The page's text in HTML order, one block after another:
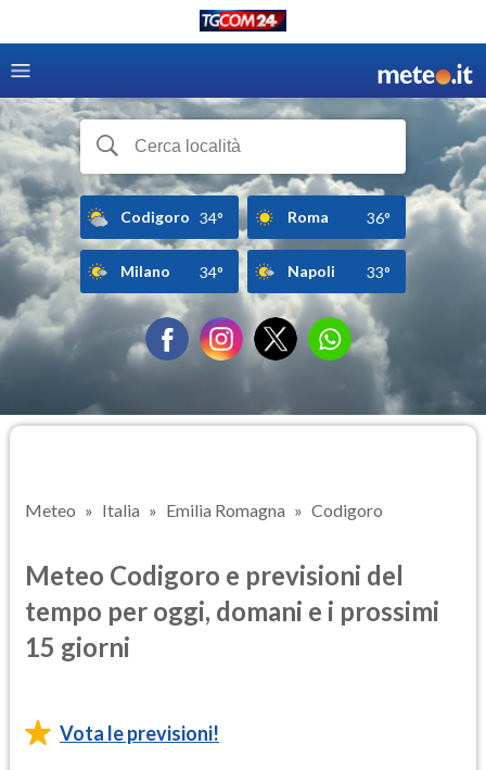
Codigoro 34° Roma 36°
Milano 34° Napoli 33°
Meteo Italia Emilia Romagna Codigoro
Meteo Codigoro e previsioni del
tempo per oggi, domani e i prossimi
15 giorni
Vota le previsioni!